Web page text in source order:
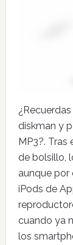
diskman y
MP3?.
de bolsillo,
aunque
iPods de
cuando ya
los